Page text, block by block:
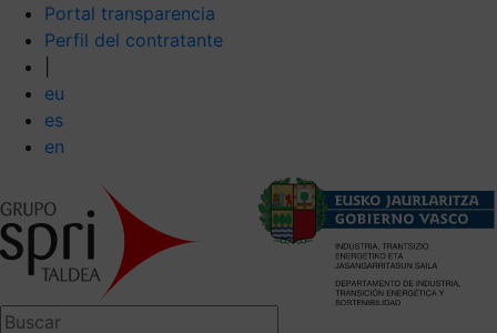
Portal transparencia
Perfil del contratante
eu
es
en